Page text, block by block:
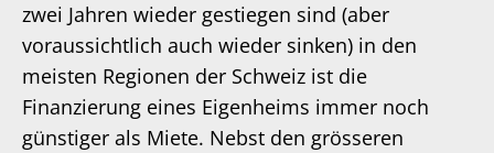
zwei Jahren wieder gestiegen sind (aber
voraussichtlich auch wieder sinken) in den
meisten Regionen der Schweiz ist die
Finanzierung eines Eigenheims immer noch
günstiger als Miete. Nebst den grösseren